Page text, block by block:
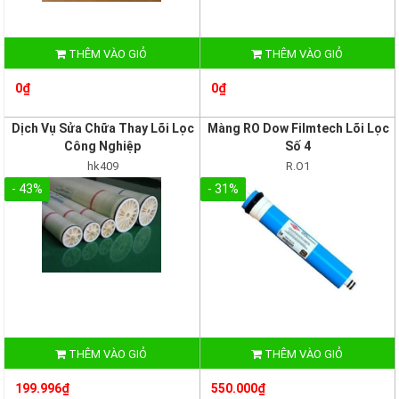
THÊM VÀO GIỎ
0₫
THÊM VÀO GIỎ
0₫
Dịch Vụ Sửa Chữa Thay Lõi Lọc
Công Nghiệp
hk409
- 43%
THÊM VÀO GIỎ
199.996₫
Màng RO Dow Filmtech Lõi Lọc
Số 4
R.O1
- 31%
THÊM VÀO GIỎ
550.000₫